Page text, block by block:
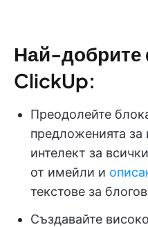
Най-добрите
ClickUp:
Преодолейте
предложенията за
интелект за
от имейли и
текстове за
Създавайте